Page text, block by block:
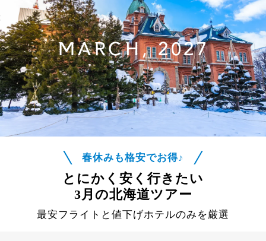
MARCH, 2027
春休みも格安でお得♪
とにかく安く行きたい
3月の北海道ツアー
最安フライトと値下げホテルのみを厳選